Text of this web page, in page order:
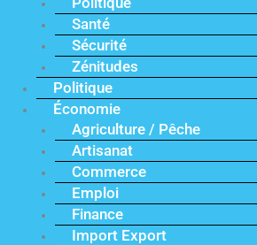
Santé
Sécurité
Zénitudes
Politique
Économie
Agriculture / Pêche
Artisanat
Commerce
Emploi
Finance
Import Export